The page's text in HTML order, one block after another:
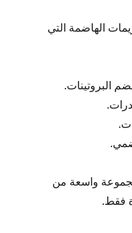
الهاضمة التي
البروتينات.
واسعة من
فقط.